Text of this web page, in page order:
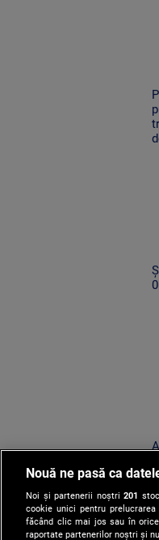
Nouă ne pasă ca
Noi și partenerii noștri201
cookie unici pentru
făcând clic mai jos sau în
raportate partenerilor noștri și